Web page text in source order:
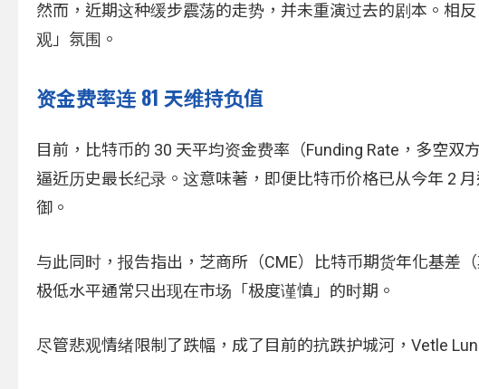
然而，近期这种缓步震荡的走势，并未重演过去的剧本。相
观」氛围。
资金费率连 81 天维持负值
目前，比特币的 30 天平均资金费率（Funding Rate，多空双
逼近历史最长纪录。这意味著，即便比特币价格已从今年 2
御。
与此同时，报告指出，芝商所（CME）比特币期货年化基差
极低水平通常只出现在市场「极度谨慎」的时期。
尽管悲观情绪限制了跌幅，成了目前的抗跌护城河，Vetle